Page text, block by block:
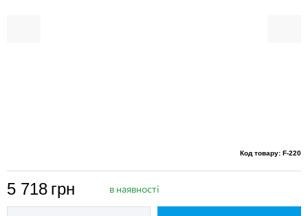
Код товару: F-220
5 718 грн в наявності